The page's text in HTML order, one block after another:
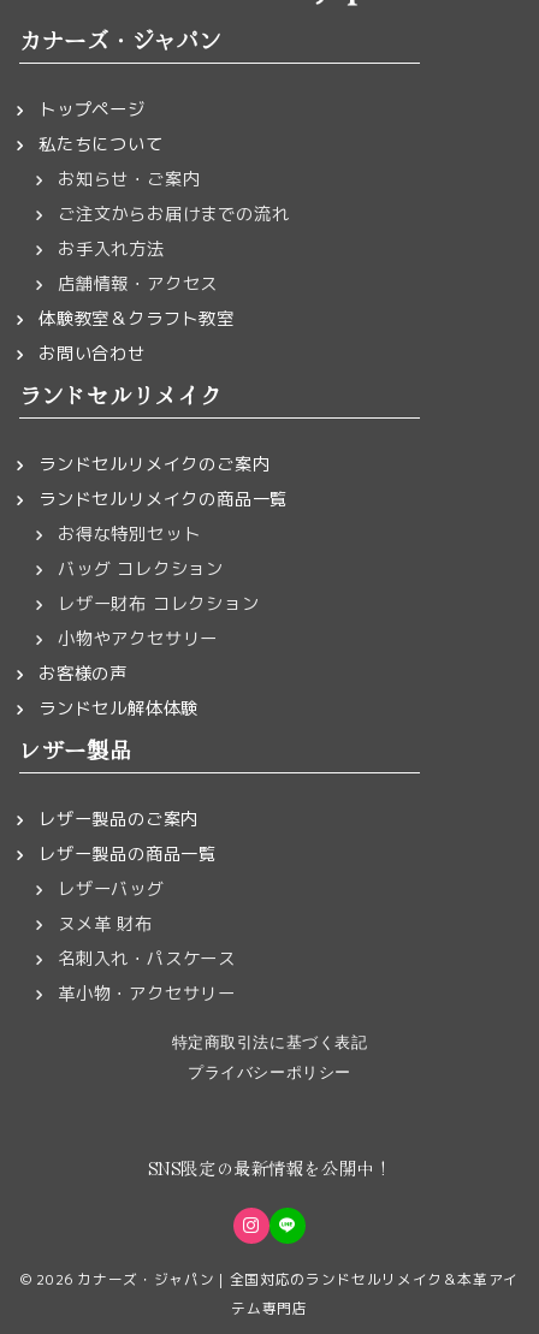
カナーズ・ジャパン
トップページ
私たちについて
お知らせ・ご案内
ご注文からお届けまでの流れ
お手入れ方法
店舗情報・アクセス
体験教室＆クラフト教室
お問い合わせ
ランドセルリメイク
ランドセルリメイクのご案内
ランドセルリメイクの商品一覧
お得な特別セット
バッグ コレクション
レザー財布 コレクション
小物やアクセサリー
お客様の声
ランドセル解体体験
レザー製品
レザー製品のご案内
レザー製品の商品一覧
レザーバッグ
ヌメ革 財布
名刺入れ・パスケース
革小物・アクセサリー
特定商取引法に基づく表記
プライバシーポリシー
SNS限定の最新情報を公開中！
© 2026 カナーズ・ジャパン｜全国対応のランドセルリメイク＆本革アイ
テム専門店